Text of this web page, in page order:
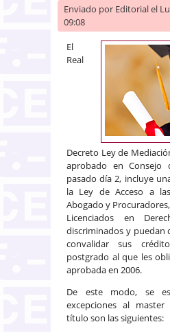
Enviado por Editorialel
09:08
El
Real
Decreto Ley de
aprobado en Consejo
pasado día 2, incluye
la Ley de Acceso a
Abogado y
Licenciados en
discriminados y puedan
convalidar sus
postgrado al que les
aprobada en 2006.
De este modo, se
excepciones al
título son las siguientes: